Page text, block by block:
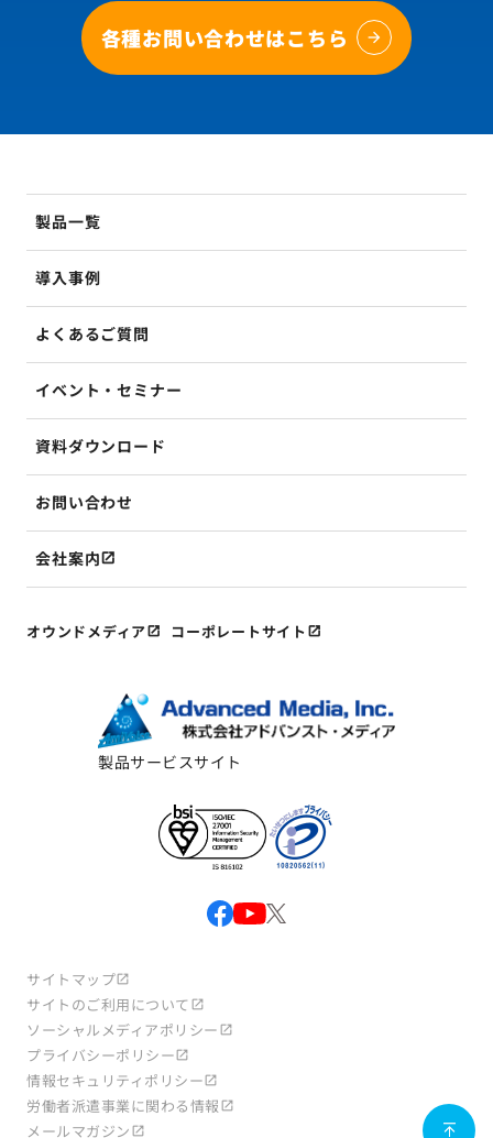
各種お問い合わせはこちら
製品サービスサイト
製品一覧
導入事例
よくあるご質問
イベント・セミナー
資料ダウンロード
お問い合わせ
会社案内
オウンドメディア コーポレートサイト
サイトマップ
サイトのご利用について
ソーシャルメディアポリシー
プライバシーポリシー
情報セキュリティポリシー
労働者派遣事業に関わる情報
メールマガジン